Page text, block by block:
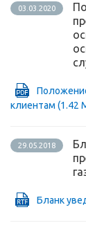
03.03.2020
клиентам (1.42
29.05.2018
Бланк